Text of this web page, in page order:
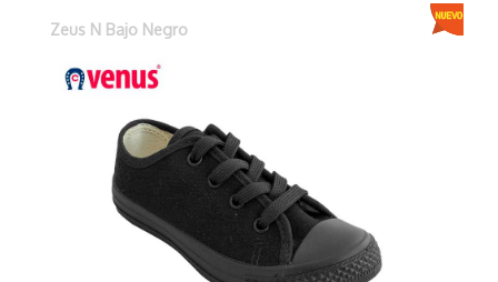
Zeus N Bajo Negro